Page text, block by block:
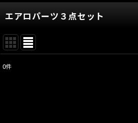
エアロパーツ３点セット
0件